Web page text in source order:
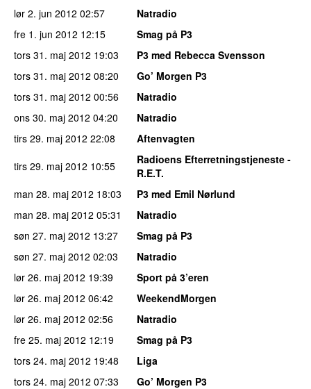
lør 2. jun 2012 02:57
Natradio
fre 1. jun 2012 12:15
Smag på P3
tors 31. maj 2012 19:03
P3 med Rebecca Svensson
tors 31. maj 2012 08:20
Go’ Morgen P3
tors 31. maj 2012 00:56
Natradio
ons 30. maj 2012 04:20
Natradio
tirs 29. maj 2012 22:08
Aftenvagten
tirs 29. maj 2012 10:55
Radioens Efterretningstjeneste -
R.E.T.
man 28. maj 2012 18:03
P3 med Emil Nørlund
man 28. maj 2012 05:31
Natradio
søn 27. maj 2012 13:27
Smag på P3
søn 27. maj 2012 02:03
Natradio
lør 26. maj 2012 19:39
Sport på 3’eren
lør 26. maj 2012 06:42
WeekendMorgen
lør 26. maj 2012 02:56
Natradio
fre 25. maj 2012 12:19
Smag på P3
tors 24. maj 2012 19:48
Liga
tors 24. maj 2012 07:33
Go’ Morgen P3